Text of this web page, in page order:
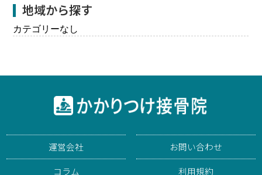
地域から探す
カテゴリーなし
運営会社
コラム
お問い合わせ
利用規約